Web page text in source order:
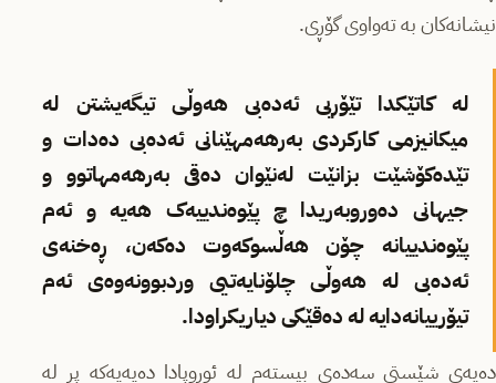
نیشانەکان بە تەواوی گۆڕی.
لە کاتێکدا تێۆریی ئەدەبی هەوڵی تیگەیشتن لە
میکانیزمی کارکردی بەرهەمهێنانی ئەدەبی دەدات و
تێدەکۆشێت بزانێت لەنێوان دەقی بەرهەمهاتوو و
جیهانی دەوروبەریدا چ پێوەندییەک هەیە و ئەم
پێوەندییانە چۆن هەڵسوکەوت دەکەن، ڕەخنەی
ئەدەبی لە هەوڵی چلۆنایەتیی وردبوونەوەی ئەم
تیۆرییانەدایە لە دەقێکی دیاریکراودا.
دەیەی شێستی سەدەی بیستەم لە ئوروپادا دەیەیەکە پڕ لە